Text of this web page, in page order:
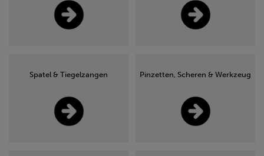
Spatel & Tiegelzangen Pinzetten, Scheren & Werkzeug